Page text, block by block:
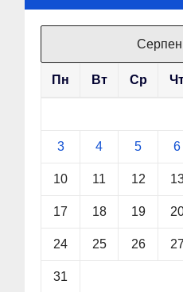
Пн Вт Ср
3 4 5 6
10 11 12
17 18 19
24 25 26 27
31